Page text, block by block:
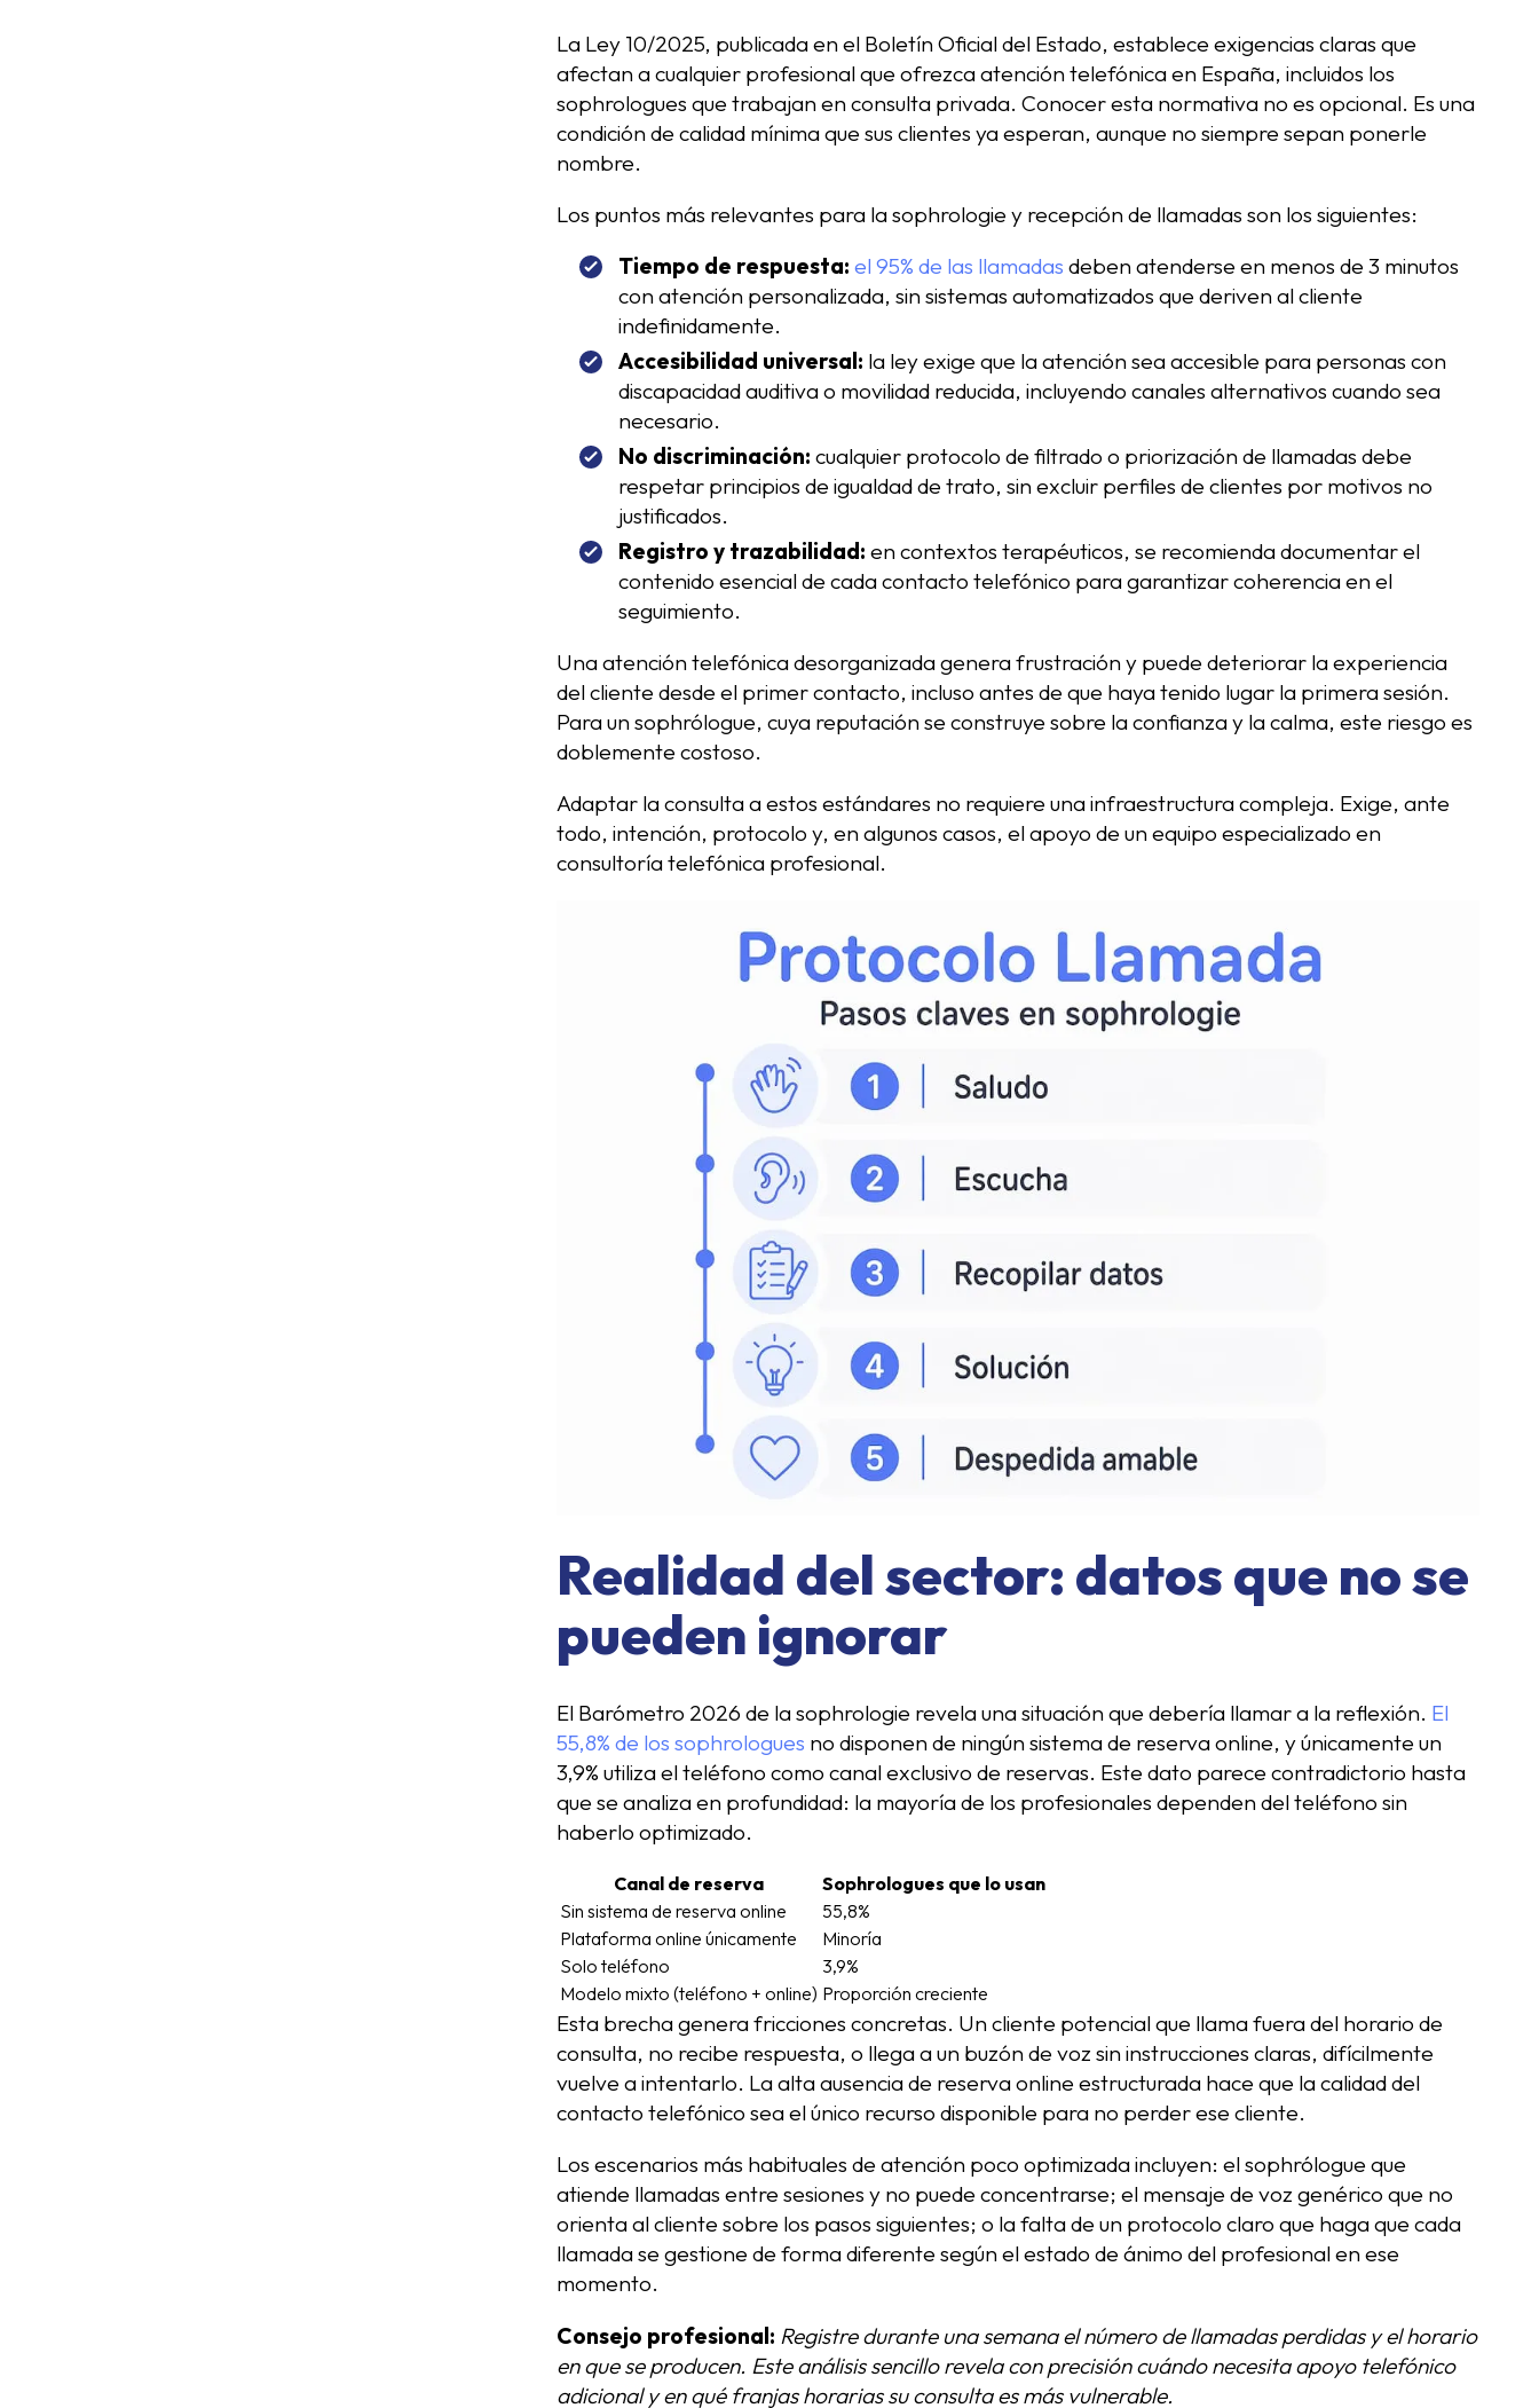
La Ley 10/2025, publicada en el Boletín Oficial del Estado, establece exigencias claras que
afectan a cualquier profesional que ofrezca atención telefónica en España, incluidos los
sophrologues que trabajan en consulta privada. Conocer esta normativa no es opcional. Es una
condición de calidad mínima que sus clientes ya esperan, aunque no siempre sepan ponerle
nombre.
Los puntos más relevantes para la sophrologie y recepción de llamadas son los siguientes:
Tiempo de respuesta: el 95% de las llamadas deben atenderse en menos de 3 minutos
con atención personalizada, sin sistemas automatizados que deriven al cliente
indefinidamente.
Accesibilidad universal: la ley exige que la atención sea accesible para personas con
discapacidad auditiva o movilidad reducida, incluyendo canales alternativos cuando sea
necesario.
No discriminación: cualquier protocolo de filtrado o priorización de llamadas debe
respetar principios de igualdad de trato, sin excluir perfiles de clientes por motivos no
justificados.
Registro y trazabilidad: en contextos terapéuticos, se recomienda documentar el
contenido esencial de cada contacto telefónico para garantizar coherencia en el
seguimiento.
Una atención telefónica desorganizada genera frustración y puede deteriorar la experiencia
del cliente desde el primer contacto, incluso antes de que haya tenido lugar la primera sesión.
Para un sophrólogue, cuya reputación se construye sobre la confianza y la calma, este riesgo es
doblemente costoso.
Adaptar la consulta a estos estándares no requiere una infraestructura compleja. Exige, ante
todo, intención, protocolo y, en algunos casos, el apoyo de un equipo especializado en
consultoría telefónica profesional.
Realidad del sector: datos que no se
pueden ignorar
El Barómetro 2026 de la sophrologie revela una situación que debería llamar a la reflexión. El
55,8% de los sophrologues no disponen de ningún sistema de reserva online, y únicamente un
3,9% utiliza el teléfono como canal exclusivo de reservas. Este dato parece contradictorio hasta
que se analiza en profundidad: la mayoría de los profesionales dependen del teléfono sin
haberlo optimizado.
Canal de reserva
Sophrologues que lo usan
Sin sistema de reserva online
55,8%
Plataforma online únicamente
Minoría
Solo teléfono
3,9%
Modelo mixto (teléfono + online) Proporción creciente
Esta brecha genera fricciones concretas. Un cliente potencial que llama fuera del horario de
consulta, no recibe respuesta, o llega a un buzón de voz sin instrucciones claras, difícilmente
vuelve a intentarlo. La alta ausencia de reserva online estructurada hace que la calidad del
contacto telefónico sea el único recurso disponible para no perder ese cliente.
Los escenarios más habituales de atención poco optimizada incluyen: el sophrólogue que
atiende llamadas entre sesiones y no puede concentrarse; el mensaje de voz genérico que no
orienta al cliente sobre los pasos siguientes; o la falta de un protocolo claro que haga que cada
llamada se gestione de forma diferente según el estado de ánimo del profesional en ese
momento.
Consejo profesional: Registre durante una semana el número de llamadas perdidas y el horario
en que se producen. Este análisis sencillo revela con precisión cuándo necesita apoyo telefónico
adicional y en qué franjas horarias su consulta es más vulnerable.